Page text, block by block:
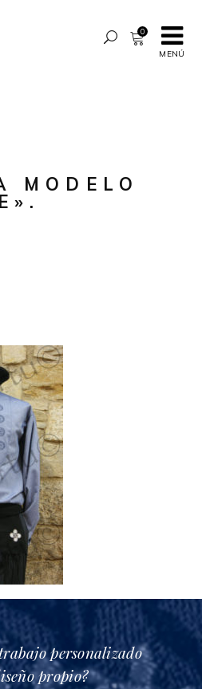
MENÚ
0
MODELO
personalizado
propio?